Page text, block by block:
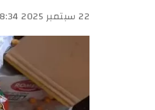
22 سبتمبر 2025 18:34